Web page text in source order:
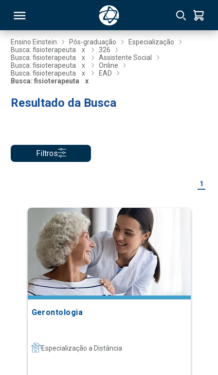
Ensino Einstein Pós-graduação
Especialização
Busca: fisioterapeuta
x
326
Busca: fisioterapeuta
x
Assistente Social
Busca: fisioterapeuta
x
Online
Busca: fisioterapeuta
x
EAD
Busca: fisioterapeuta
x
Resultado da Busca
Filtros
1
Gerontologia
Especialização a Distância